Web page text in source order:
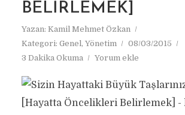
BELIRLEMEK]
Yazan: Kamil Mehmet Özkan
Kategori: Genel, Yönetim
08/03/2015
3 Dakika Okuma
Yorum ekle